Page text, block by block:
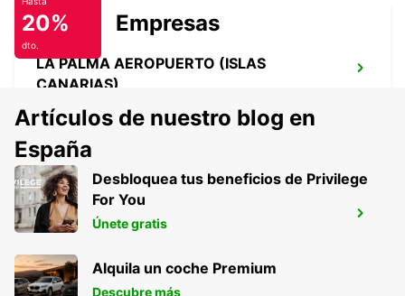
LA PALMA AEROPUERTO (ISLAS
CANARIAS)
AGADIR AL MASSIRA AEROPUERTO
AGADIR - MOROCCO
20%
dto.
Empresas
Artículos de nuestro blog en
España
Desbloquea tus beneficios de Privilege
For You
Únete gratis
Alquila un coche Premium
Descubre más